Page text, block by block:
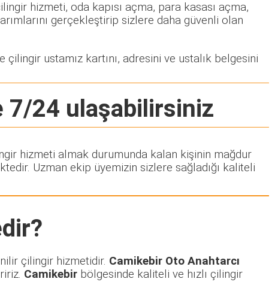
hizmeti, oda kapısı açma, para kasası açma,
gerçekleştirip sizlere daha güvenli olan
ustamız kartını, adresini ve ustalık belgesini
7/24 ulaşabilirsiniz
hizmeti almak durumunda kalan kişinin mağdur
Uzman ekip üyemizin sizlere sağladığı kaliteli
çilingir hizmetidir. Camikebir Oto Anahtarcı
Camikebir bölgesinde kaliteli ve hızlı çilingir